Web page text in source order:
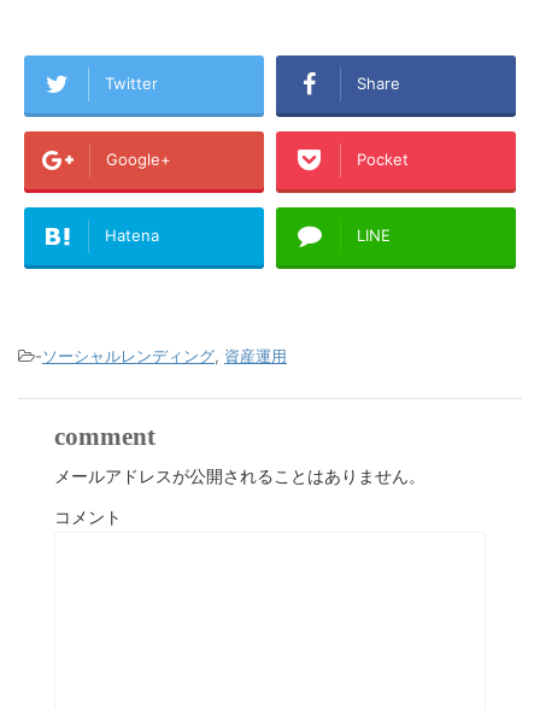
Twitter Share
Google+ Pocket
Hatena LINE
-ソーシャルレンディング, 資産運用
comment
メールアドレスが公開されることはありません。
コメント